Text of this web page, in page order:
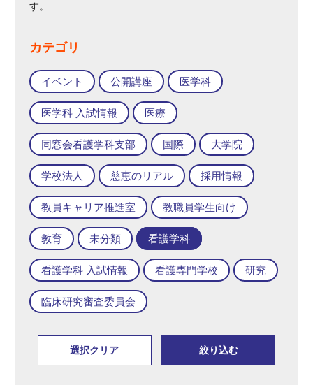
す。
カテゴリ
イベント 公開講座 医学科
医学科 入試情報 医療
同窓会看護学科支部 国際 大学院
学校法人 慈恵のリアル 採用情報
教員キャリア推進室 教職員学生向け
教育 未分類 看護学科
看護学科 入試情報 看護専門学校 研究
臨床研究審査委員会